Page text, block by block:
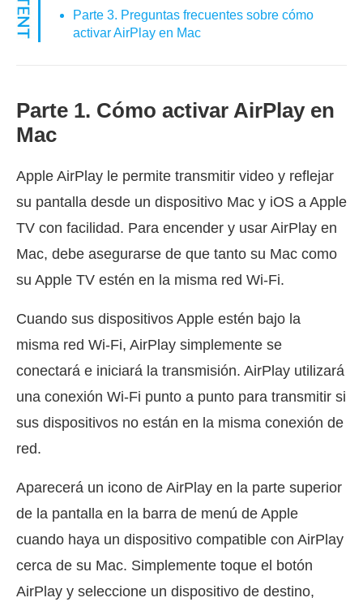
Parte 3. Preguntas frecuentes sobre cómo
activar AirPlay en Mac
Parte 1. Cómo activar AirPlay en
Mac
Apple AirPlay le permite transmitir video y reflejar
su pantalla desde un dispositivo Mac y iOS a Apple
TV con facilidad. Para encender y usar AirPlay en
Mac, debe asegurarse de que tanto su Mac como
su Apple TV estén en la misma red Wi-Fi.
Cuando sus dispositivos Apple estén bajo la
misma red Wi-Fi, AirPlay simplemente se
conectará e iniciará la transmisión. AirPlay utilizará
una conexión Wi-Fi punto a punto para transmitir si
sus dispositivos no están en la misma conexión de
red.
Aparecerá un icono de AirPlay en la parte superior
de la pantalla en la barra de menú de Apple
cuando haya un dispositivo compatible con AirPlay
cerca de su Mac. Simplemente toque el botón
AirPlay y seleccione un dispositivo de destino,